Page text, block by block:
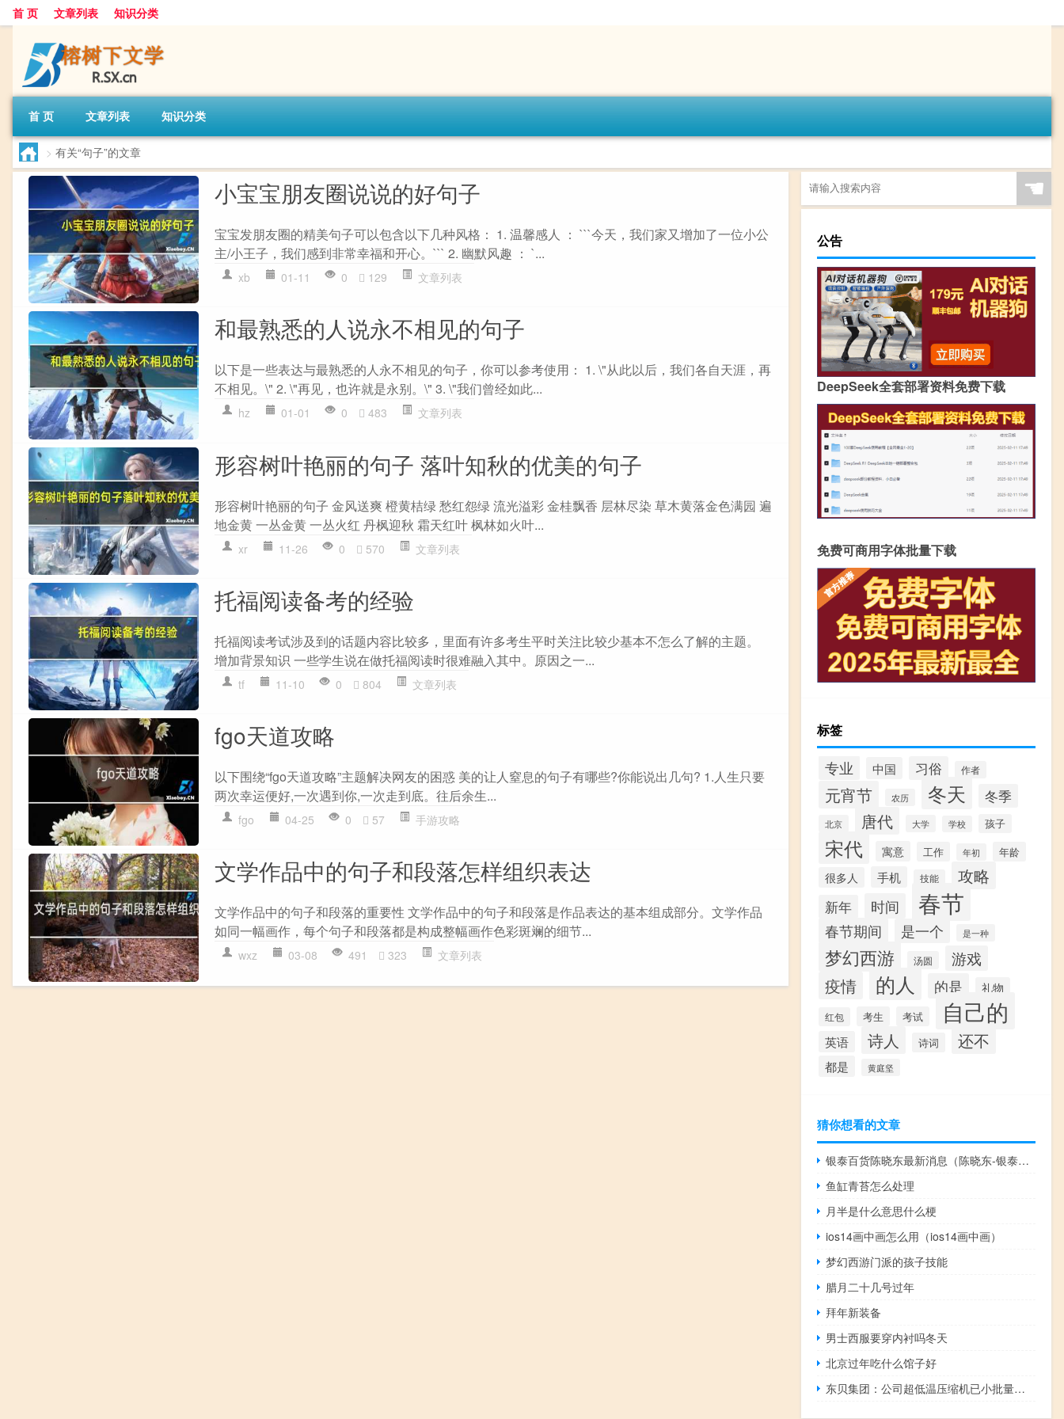
首 页 文章列表 知识分类
首 页 文章列表 知识分类
> 有关“句子”的文章
小宝宝朋友圈说说的好句子
宝宝发朋友圈的精美句子可以包含以下几种风格： 1. 温馨感人 ： ```今天，我们家又增加了一位小公
主/小王子，我们感到非常幸福和开心。``` 2. 幽默风趣 ： `...
xb 01-11 0 129 文章列表
和最熟悉的人说永不相见的句子
以下是一些表达与最熟悉的人永不相见的句子，你可以参考使用： 1. \"从此以后，我们各自天涯，再
不相见。\" 2. \"再见，也许就是永别。\" 3. \"我们曾经如此...
hz 01-01 0 483 文章列表
形容树叶艳丽的句子 落叶知秋的优美的句子
形容树叶艳丽的句子 金风送爽 橙黄桔绿 愁红怨绿 流光溢彩 金桂飘香 层林尽染 草木黄落金色满园 遍
地金黄 一丛金黄 一丛火红 丹枫迎秋 霜天红叶 枫林如火叶...
xr 11-26 0 570 文章列表
托福阅读备考的经验
托福阅读考试涉及到的话题内容比较多，里面有许多考生平时关注比较少基本不怎么了解的主题。
增加背景知识 一些学生说在做托福阅读时很难融入其中。原因之一...
tf 11-10 0 804 文章列表
fgo天道攻略
以下围绕“fgo天道攻略”主题解决网友的困惑 美的让人窒息的句子有哪些?你能说出几句? 1.人生只要
两次幸运便好,一次遇到你,一次走到底。往后余生...
fgo 04-25 0 57 手游攻略
文学作品中的句子和段落怎样组织表达
文学作品中的句子和段落的重要性 文学作品中的句子和段落是作品表达的基本组成部分。文学作品
如同一幅画作，每个句子和段落都是构成整幅画作色彩斑斓的细节...
wxz 03-08 491 323 文章列表
☚
公告
DeepSeek全套部署资料免费下载
免费可商用字体批量下载
标签
专业 中国 习俗 作者
元宵节 农历 冬天 冬季
北京 唐代 大学 学校 孩子
宋代 寓意 工作 年初 年龄
很多人 手机 技能 攻略
新年 时间 春节
春节期间 是一个 是一种
梦幻西游 汤圆 游戏
疫情 的人 的是 礼物
红包 考生 考试 自己的
英语 诗人 诗词 还不
都是 黄庭坚
猜你想看的文章
银泰百货陈晓东最新消息（陈晓东-银泰商业集团有限公司CEO介绍）
鱼缸青苔怎么处理
月半是什么意思什么梗
ios14画中画怎么用（ios14画中画）
梦幻西游门派的孩子技能
腊月二十几号过年
拜年新装备
男士西服要穿内衬吗冬天
北京过年吃什么馆子好
东贝集团：公司超低温压缩机已小批量向美的集团等公司供货